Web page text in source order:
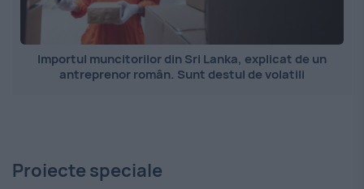
Importul muncitorilor din Sri Lanka, explicat de un
antreprenor român. Sunt destul de volatili
Proiecte speciale